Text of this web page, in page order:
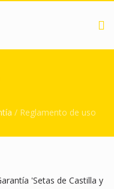
/ Reglamento de uso
'Setas de Castilla y